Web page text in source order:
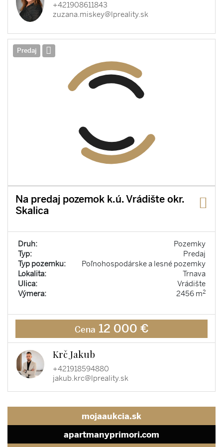
+421908611843
zuzana.miskey@lpreality.sk
Predaj
Na predaj pozemok k.ú. Vrádište okr.
Skalica
Druh:
Pozemky
Typ:
Predaj
Typ pozemku:
Poľnohospodárske a lesné pozemky
Lokalita:
Trnava
Ulica:
Vrádište
Výmera:
2456 m2
Cena 12 000 €
Krč Jakub
+421918594880
jakub.krc@lpreality.sk
mojaaukcia.sk
apartmanyprimori.com